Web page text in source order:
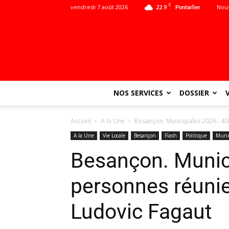
22.9 C Pontarlier
vendredi 7 août 2026
NOS SERVICES DOSSIER
Accueil A la Une Besançon. Municipales 2026 :
A la Une Vie Locale Besançon Flash Politique
Besançon.
personnes
Ludovic Fagaut